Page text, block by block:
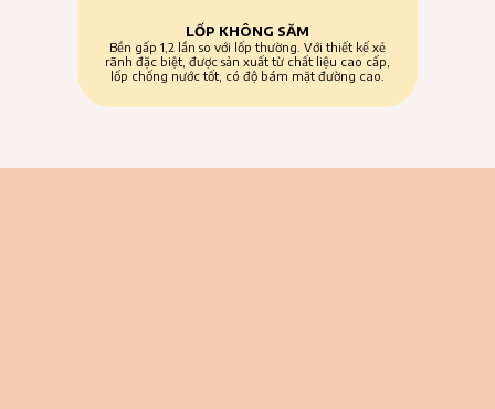
LỐP KHÔNG SĂM
Bền gấp 1,2 lần so với lốp thường. Với thiết kế xẻ
rãnh đặc biệt, được sản xuất từ chất liệu cao cấp,
lốp chống nước tốt, có độ bám mặt đường cao.